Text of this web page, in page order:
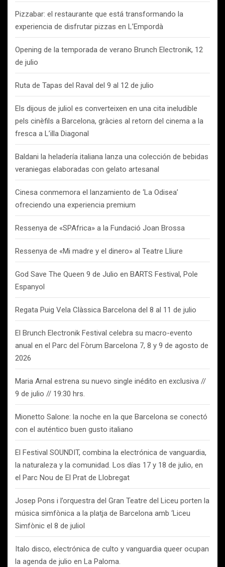
Pizzabar: el restaurante que está transformando la
experiencia de disfrutar pizzas en L’Empordà
Opening de la temporada de verano Brunch Electronik, 12
de julio
Ruta de Tapas del Raval del 9 al 12 de julio
Els dijous de juliol es converteixen en una cita ineludible
pels cinèfils a Barcelona, gràcies al retorn del cinema a la
fresca a L’illa Diagonal
Baldani la heladería italiana lanza una colección de bebidas
veraniegas elaboradas con gelato artesanal
Cinesa conmemora el lanzamiento de ‘La Odisea’
ofreciendo una experiencia premium
Ressenya de «SPAfrica» a la Fundació Joan Brossa
Ressenya de «Mi madre y el dinero» al Teatre Lliure
God Save The Queen 9 de Julio en BARTS Festival, Pole
Espanyol
Regata Puig Vela Clàssica Barcelona del 8 al 11 de julio
El Brunch Electronik Festival celebra su macro-evento
anual en el Parc del Fòrum Barcelona 7, 8 y 9 de agosto de
2026
Maria Arnal estrena su nuevo single inédito en exclusiva //
9 de julio // 19:30 hrs.
Mionetto Salone: la noche en la que Barcelona se conectó
con el auténtico buen gusto italiano
El Festival SOUNDIT, combina la electrónica de vanguardia,
la naturaleza y la comunidad. Los días 17 y 18 de julio, en
el Parc Nou de El Prat de Llobregat
Josep Pons i l’orquestra del Gran Teatre del Liceu porten la
música simfònica a la platja de Barcelona amb ‘Liceu
Simfònic el 8 de juliol
Italo disco, electrónica de culto y vanguardia queer ocupan
la agenda de julio en La Paloma.